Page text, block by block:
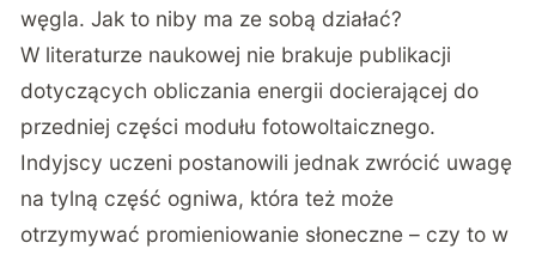
węgla. Jak to niby ma ze sobą działać?
W literaturze naukowej nie brakuje publikacji
dotyczących obliczania energii docierającej do
przedniej części modułu fotowoltaicznego.
Indyjscy uczeni postanowili jednak zwrócić uwagę
na tylną część ogniwa, która też może
otrzymywać promieniowanie słoneczne – czy to w